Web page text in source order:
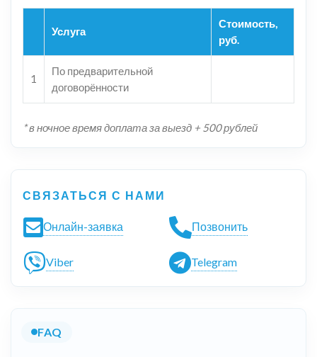
Услуга
Стоимость,
руб.
1
По предварительной
договорённости
* в ночное время доплата за выезд + 500 рублей
СВЯЗАТЬСЯ С НАМИ
Онлайн-заявка Позвонить
Viber Telegram
FAQ